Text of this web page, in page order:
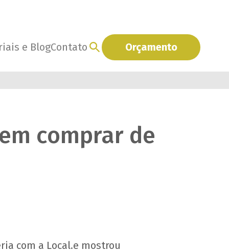
e BlogContato Orçamento
comprar de
com a Local.e mostrou